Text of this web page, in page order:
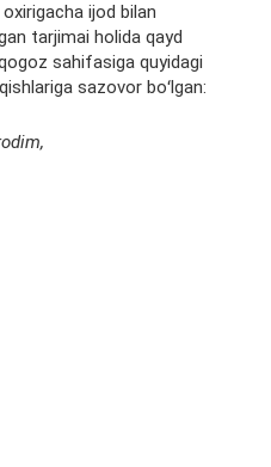
ijod bilan
tarjimai holida qayd
sahifasiga quyidagi
sazovor boʻlgan: